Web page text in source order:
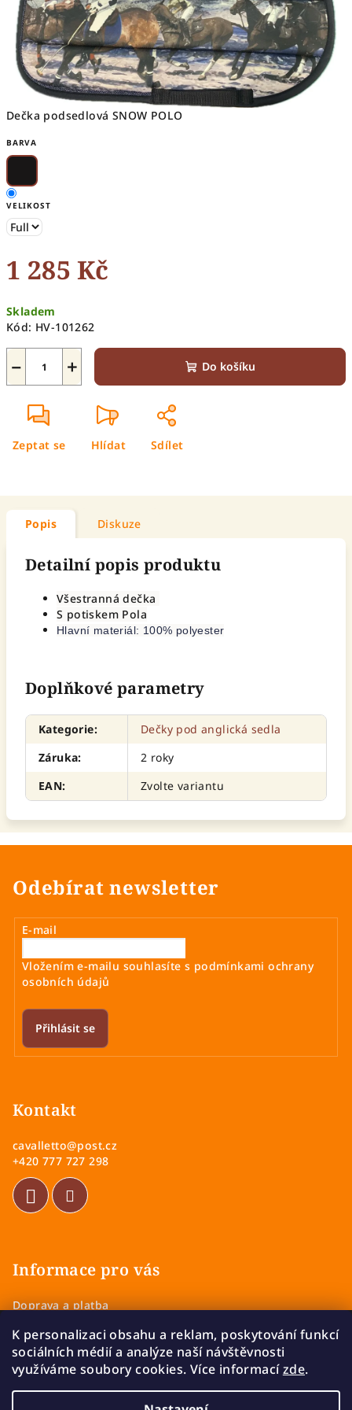
K personalizaci obsahu a reklam, poskytování funkcí
sociálních médií a analýze naší návštěvnosti
využíváme soubory cookies. Více informacízde.
Dečka podsedlová SNOW POLO
BARVA
VELIKOST
1 285 Kč
cena:
Skladem
Kód: HV-101262
+
− Do košíku
Zeptat se Hlídat Sdílet
Popis Diskuze
Detailní popis produktu
Všestranná dečka
S potiskem Pola
Hlavní materiál: 100% polyester
Doplňkové parametry
Kategorie:
Dečky pod anglická sedla
Záruka:
2 roky
EAN: Zvolte variantu
Odebírat newsletter
E-mail
Vložením e-mailu souhlasíte s podmínkami ochrany
osobních údajů
Přihlásit se
Kontakt
cavalletto@post.cz
+420 777 727 298
Informace pro vás
Doprava a platba
Zásady ochrany osobních údajů
Vrácení a výměna zboží